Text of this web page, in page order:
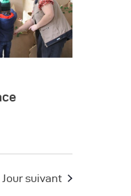
u
e
s
n
e
Jour suivant